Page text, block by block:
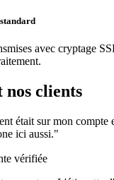
avec cryptage
nos clients
était sur mon compte
ici aussi."
vérifiée